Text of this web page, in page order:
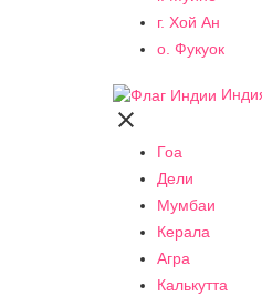
г. Хой Ан
о. Фукуок

Гоа
Дели
Мумбаи
Керала
Агра
Калькутта